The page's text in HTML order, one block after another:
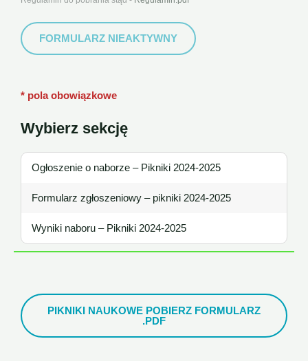
FORMULARZ NIEAKTYWNY
* pola obowiązkowe
Wybierz sekcję
Ogłoszenie o naborze – Pikniki 2024-2025
Formularz zgłoszeniowy – pikniki 2024-2025
Wyniki naboru – Pikniki 2024-2025
PIKNIKI NAUKOWE POBIERZ FORMULARZ
.PDF